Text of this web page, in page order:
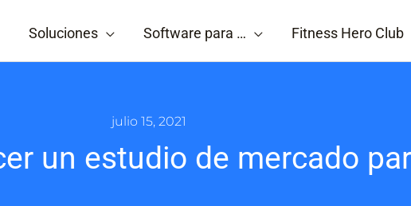
Soluciones Software para … Fitness Hero Club
julio 15, 2021
un estudio de mercado